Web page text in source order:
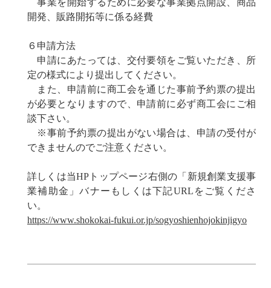
事業を開始するために必要な事業拠点開設、商品
開発、販路開拓等に係る経費
６申請方法
申請にあたっては、交付要領をご覧いただき、所
定の様式により提出してください。
また、申請前に商工会を通じた事前予約票の提出
が必要となりますので、申請前に必ず商工会にご相
談下さい。
※事前予約票の提出がない場合は、申請の受付が
できませんのでご注意ください。
詳しくは当HPトップページ右側の「新規創業支援事
業補助金」バナーもしくは下記URLをご覧くださ
い。
https://www.shokokai-fukui.or.jp/sogyoshienhojokinjigyo